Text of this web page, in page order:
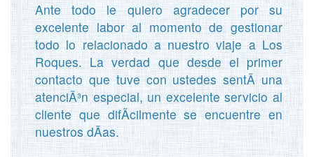
Ante todo le quiero agradecer por su
excelente labor al momento de gestionar
todo lo relacionado a nuestro viaje a Los
Roques. La verdad que desde el primer
contacto que tuve con ustedes sentÃ­ una
atenciÃ³n especial, un excelente servicio al
cliente que difÃ­cilmente se encuentre en
nuestros dÃ­as.